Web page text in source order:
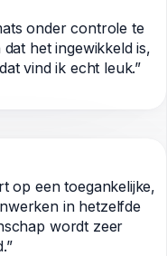
onder controle te
het ingewikkeld is,
vind ik echt leuk.”
op een toegankelijke,
in hetzelfde
wordt zeer